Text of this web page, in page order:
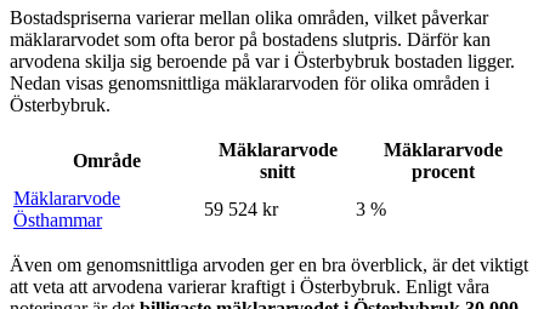
Bostadspriserna varierar mellan olika områden, vilket påverkar
mäklararvodet som ofta beror på bostadens slutpris. Därför kan
arvodena skilja sig beroende på vari Österbybruk bostaden ligger.
Nedan visas genomsnittliga mäklararvoden för olika områden i
Österbybruk.
Område
Mäklararvode
snitt
Mäklararvode
procent
Mäklararvode
Östhammar
59 524 kr 3 %
Även om genomsnittliga arvoden ger en bra överblick, är det viktigt
att veta att arvodena varierar kraftigt i Österbybruk. Enligt våra